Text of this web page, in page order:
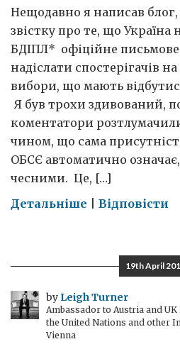
Нещодавно я написав
звістку про те, що
БДІПЛ* офіційне
надіслати спостерігачів
вибори, що мають
Я був трохи здивований,
коментатори
чином, що сама
ОБСЄ автоматично
чесними. Це, […]
Детальніше on
жовтневі
вибори
чесними
та
Відповісти
19th April
by Leigh Turner
Ambassador to Austria and
the United Nations and other
Vienna